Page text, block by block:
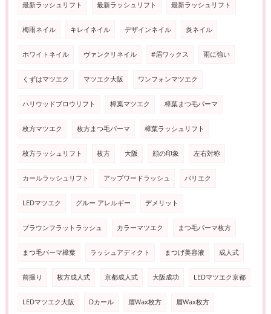
最新ラッシュリフト 最新ラッシュリフト 最新ラッシュリフト
梅雨ネイル キレイネイル デザインネイル 炎ネイル
ホワイトネイル ヴァンクリネイル #眉ワックス 雨に強い
くずはマツエク マツエク大阪 ワンフォンマツエク
ハリウッドブロウリフト 樟葉マツエク 樟葉まつ毛パーマ
枚方マツエク 枚方まつ毛パーマ 樟葉ラッシュリフト
枚方ラッシュリフト 枚方 大阪 顔の印象 左右対称
カールラッシュリフト アップワードラッシュ パリエク
LEDマツエク グルー アレルギー デメリット
ブラウンフラットラッシュ カラーマツエク まつ毛パーマ枚方
まつ毛パーマ樟葉 ラッシュアディクト まつげ美容液 成人式
前撮り 枚方成人式 京都成人式 大阪成功 LEDマツエク京都
LEDマツエク大阪 Dカール 眉Wax枚方 眉Wax枚方